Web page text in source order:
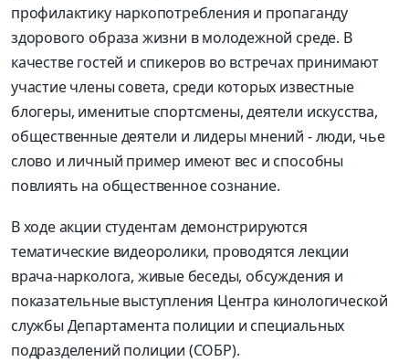
профилактику наркопотребления и пропаганду
здорового образа жизни в молодежной среде. В
качестве гостей и спикеров во встречах принимают
участие члены совета, среди которых известные
блогеры, именитые спортсмены, деятели искусства,
общественные деятели и лидеры мнений - люди, чье
слово и личный пример имеют вес и способны
повлиять на общественное сознание.
В ходе акции студентам демонстрируются
тематические видеоролики, проводятся лекции
врача-нарколога, живые беседы, обсуждения и
показательные выступления Центра кинологической
службы Департамента полиции и специальных
подразделений полиции (СОБР).